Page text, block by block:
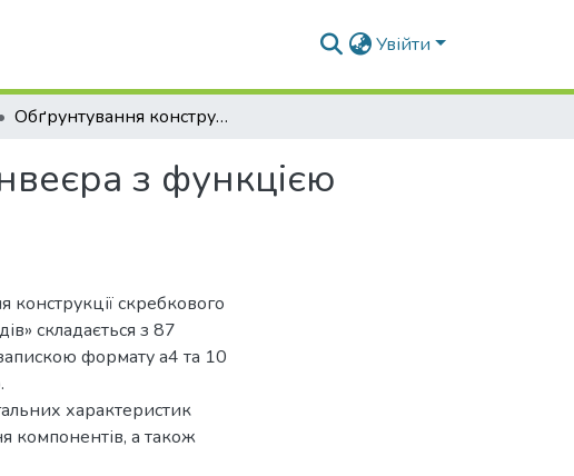
Увійти
Обґрунтування конструкції скребкового конвеєра з функцією доочистки коренеплодів
з функцією
конструкції скребкового
складається з 87
формату а4 та 10
характеристик
компонентів, а також